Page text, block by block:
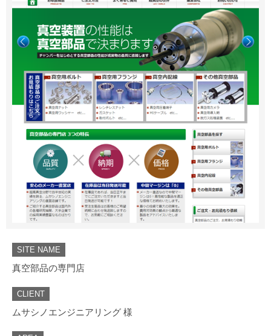
SITE NAME
真空部品の専門店
CLIENT
ムサシノエンジニアリング 様